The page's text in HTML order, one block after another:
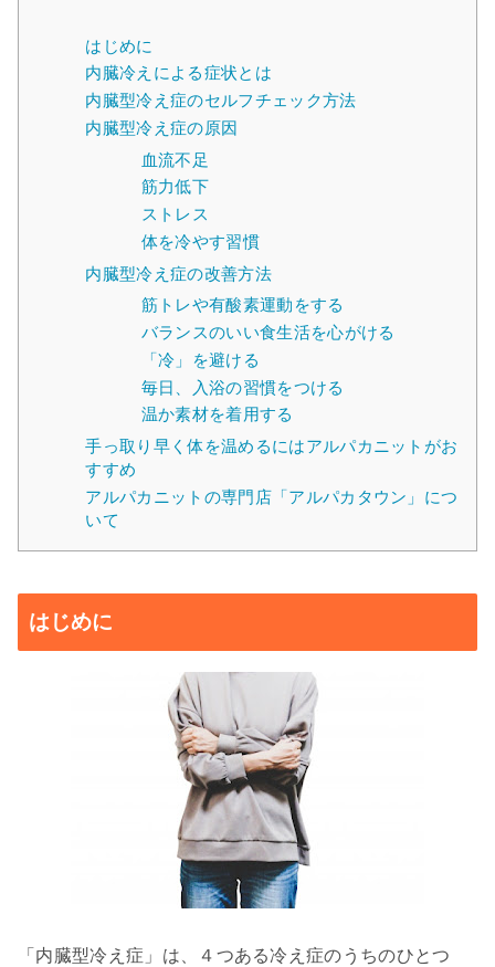
はじめに
内臓冷えによる症状とは
内臓型冷え症のセルフチェック方法
内臓型冷え症の原因
血流不足
筋力低下
ストレス
体を冷やす習慣
内臓型冷え症の改善方法
筋トレや有酸素運動をする
バランスのいい食生活を心がける
「冷」を避ける
毎日、入浴の習慣をつける
温か素材を着用する
手っ取り早く体を温めるにはアルパカニットがお
すすめ
アルパカニットの専門店「アルパカタウン」につ
いて
はじめに
「内臓型冷え症」は、４つある冷え症のうちのひとつ